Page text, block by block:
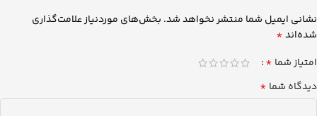
نشانی ایمیل شما منتشر نخواهد شد. بخش‌های موردنیاز علامت‌گذاری
شده‌اند*
امتیاز شما *
دیدگاه شما *